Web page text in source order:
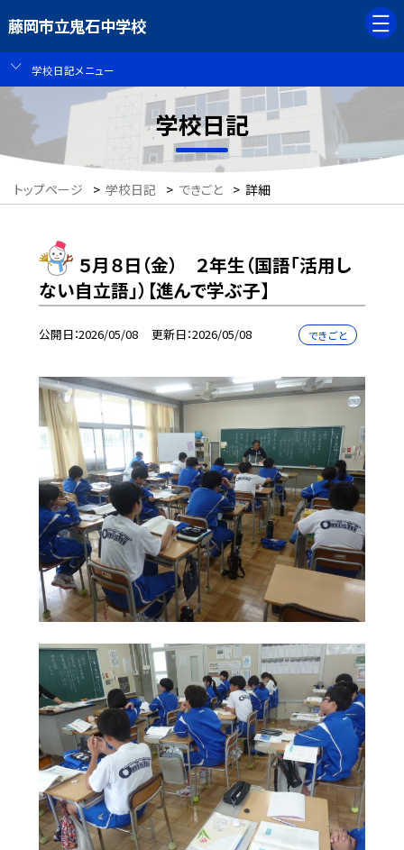
藤岡市立鬼石中学校
学校日記メニュー
学校日記
トップページ > 学校日記 > できごと > 詳細
５月８日（金） ２年生（国語「活用し
ない自立語」）【進んで学ぶ子】
公開日 2026/05/08 更新日 2026/05/08 できごと